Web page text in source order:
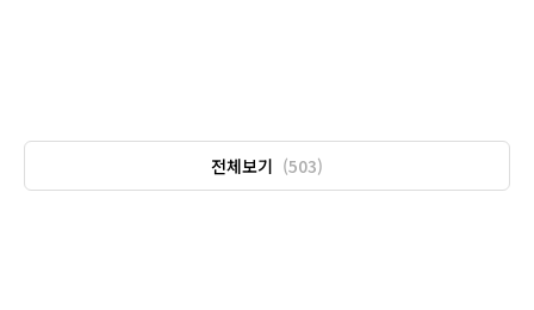
전체보기 (503)